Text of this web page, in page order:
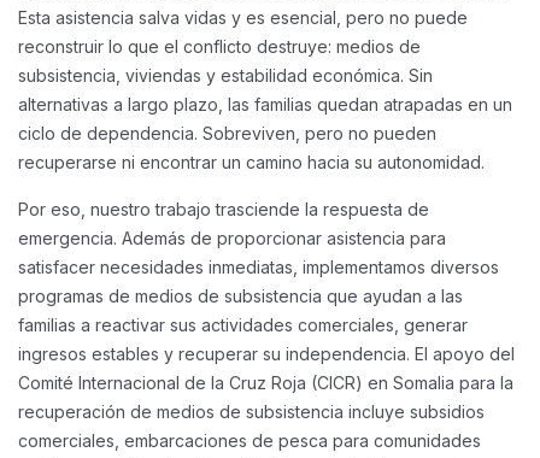
Esta asistencia salva vidas y es esencial, pero no puede
reconstruir lo que el conflicto destruye: medios de
subsistencia, viviendas y estabilidad económica. Sin
alternativas a largo plazo, las familias quedan atrapadas en un
ciclo de dependencia. Sobreviven, pero no pueden
recuperarse ni encontrar un camino hacia su autonomidad.
Por eso, nuestro trabajo trasciende la respuesta de
emergencia. Además de proporcionar asistencia para
satisfacer necesidades inmediatas, implementamos diversos
programas de medios de subsistencia que ayudan a las
familias a reactivar sus actividades comerciales, generar
ingresos estables y recuperar su independencia. El apoyo del
Comité Internacional de la Cruz Roja (CICR) en Somalia para la
recuperación de medios de subsistencia incluye subsidios
comerciales, embarcaciones de pesca para comunidades